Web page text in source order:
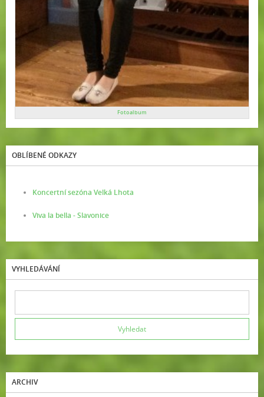
Fotoalbum
OBLÍBENÉ ODKAZY
Koncertní sezóna Velká Lhota
Viva la bella - Slavonice
VYHLEDÁVÁNÍ
ARCHIV